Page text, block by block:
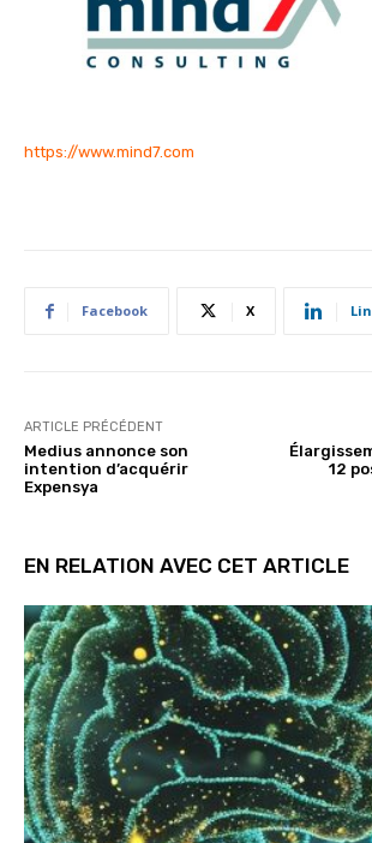
https://www.mind7.com
Facebook X
ARTICLE PRÉCÉDENT
Medius annonce son
intention d’acquérir
Expensya
12
EN RELATION AVEC CET ARTICLE